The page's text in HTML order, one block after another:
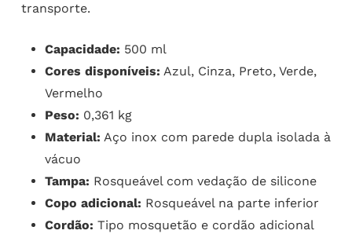
transporte.
Capacidade: 500 ml
Cores disponíveis: Azul, Cinza, Preto, Verde,
Vermelho
Peso: 0,361 kg
Material: Aço inox com parede dupla isolada à
vácuo
Tampa: Rosqueável com vedação de silicone
Copo adicional: Rosqueável na parte inferior
Cordão: Tipo mosquetão e cordão adicional